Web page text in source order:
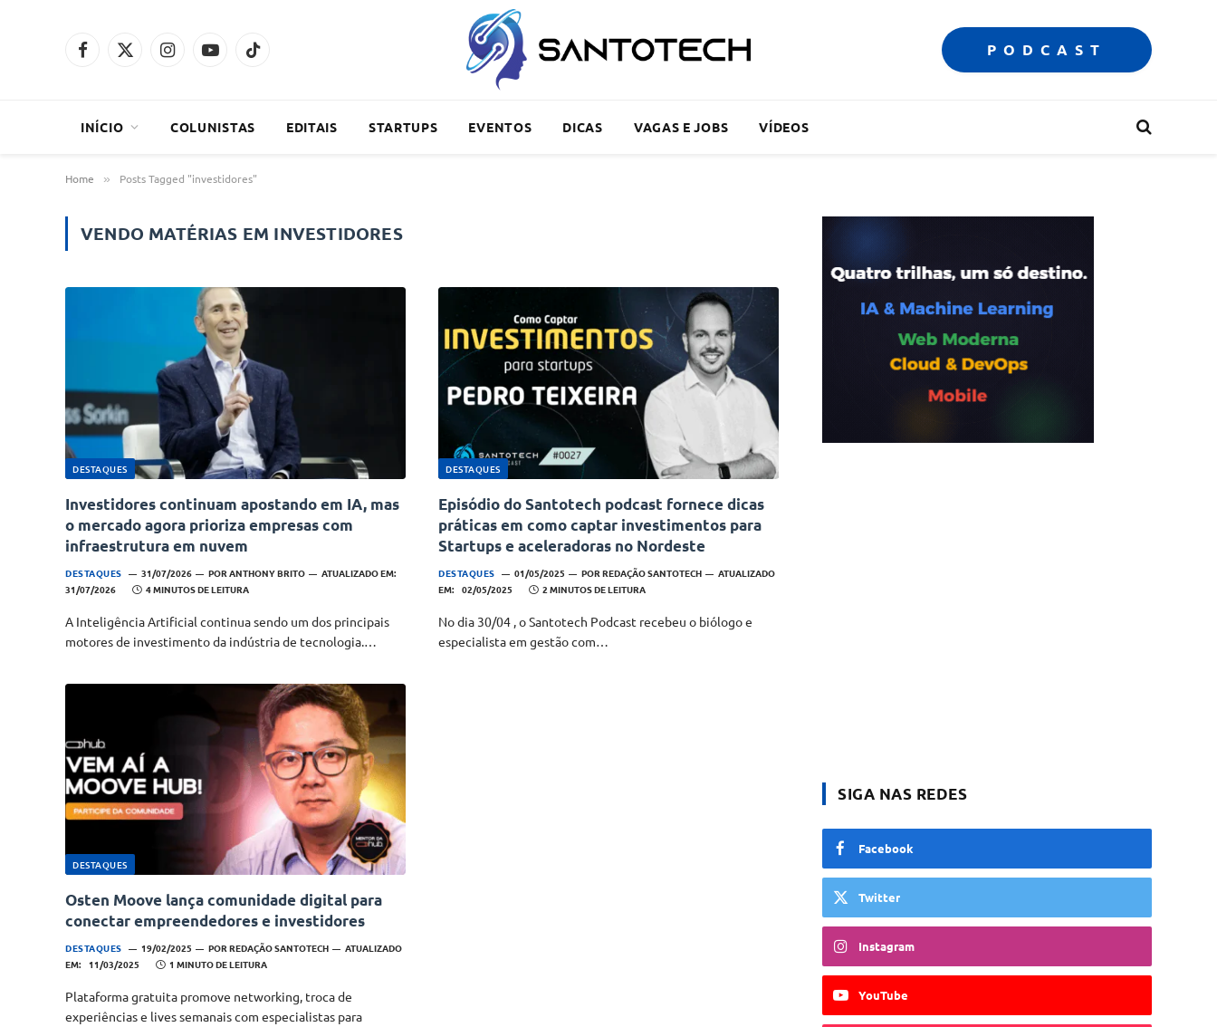
Facebook
X
InstagramYouTubeTikTok PODCAST
INÍCIO COLUNISTAS EDITAIS STARTUPS EVENTOS DICAS VAGAS E JOBS VÍDEOS
Home » Posts Tagged "investidores"
VENDO MATÉRIAS EM INVESTIDORES
DESTAQUES
Investidores continuam apostando em IA, mas
o mercado agora prioriza empresas com
infraestrutura em nuvem
DESTAQUES 31/07/2026 POR ANTHONY BRITO
ATUALIZADO EM:
31/07/2026
4 MINUTOS DE LEITURA
A Inteligência Artificial continua sendo um dos principais
motores de investimento da indústria de tecnologia.…
DESTAQUES
Episódio do Santotech podcast fornece dicas
práticas em como captar investimentos para
Startups e aceleradoras no Nordeste
DESTAQUES 01/05/2025 POR REDAÇÃO SANTOTECH
ATUALIZADO
EM: 02/05/2025 2 MINUTOS DE LEITURA
No dia 30/04 , o Santotech Podcast recebeu o biólogo e
especialista em gestão com…
DESTAQUES
Osten Moove lança comunidade digital para
conectar empreendedores e investidores
DESTAQUES 19/02/2025 PORREDAÇÃO SANTOTECH
ATUALIZADO
EM: 11/03/2025 1 MINUTO DE LEITURA
Plataforma gratuita promove networking, troca de
experiências e lives semanais com especialistas para
SIGA NAS REDES
Facebook
Twitter
Instagram
YouTube